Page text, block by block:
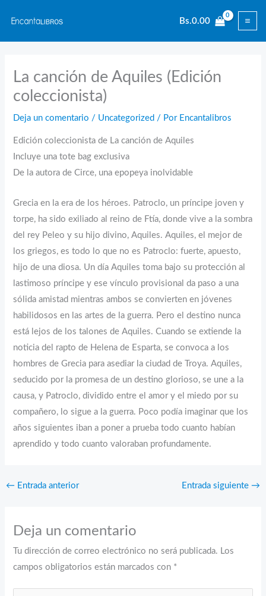
contenido
Bs.0.00
La canción de Aquiles (Edición
coleccionista)
Deja un comentario / Uncategorized / Por Encantalibros
Edición coleccionista de La canción de Aquiles
Incluye una tote bag exclusiva
De la autora de Circe, una epopeya inolvidable
Grecia en la era de los héroes. Patroclo, un príncipe joven y
torpe, ha sido exiliado al reino de Ftía, donde vive a la sombra
del rey Peleo y su hijo divino, Aquiles. Aquiles, el mejor de
los griegos, es todo lo que no es Patroclo: fuerte, apuesto,
hijo de una diosa. Un día Aquiles toma bajo su protección al
lastimoso príncipe y ese vínculo provisional da paso a una
sólida amistad mientras ambos se convierten en jóvenes
habilidosos en las artes de la guerra. Pero el destino nunca
está lejos de los talones de Aquiles. Cuando se extiende la
noticia del rapto de Helena de Esparta, se convoca a los
hombres de Grecia para asediar la ciudad de Troya. Aquiles,
seducido por la promesa de un destino glorioso, se une a la
causa, y Patroclo, dividido entre el amor y el miedo por su
compañero, lo sigue a la guerra. Poco podía imaginar que los
años siguientes iban a poner a prueba todo cuanto habían
aprendido y todo cuanto valoraban profundamente.
← Entrada anterior Entrada siguiente →
Deja un comentario
Tu dirección de correo electrónico no será publicada. Los
campos obligatorios están marcados con *